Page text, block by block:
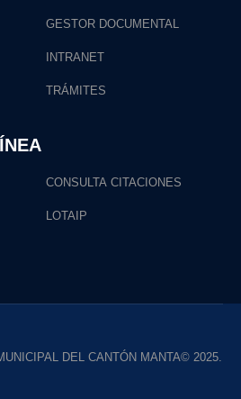
GESTOR DOCUMENTAL
INTRANET
TRÁMITES
CONSULTA CITACIONES
LOTAIP
DEL CANTÓN MANTA© 2025.